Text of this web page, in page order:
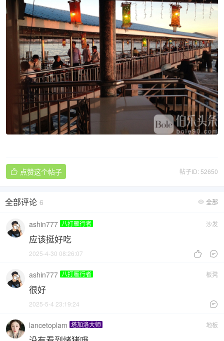
帖子ID: 52650
 点赞这个帖子
 全部
全部评论 6
沙发
ashin777 八打雁行者
应该挺好吃
 
2025-4-30 08:26:07
板凳
ashin777 八打雁行者
很好

2025-5-4 23:19:24
地板
lancetoplam 塔加洛大师